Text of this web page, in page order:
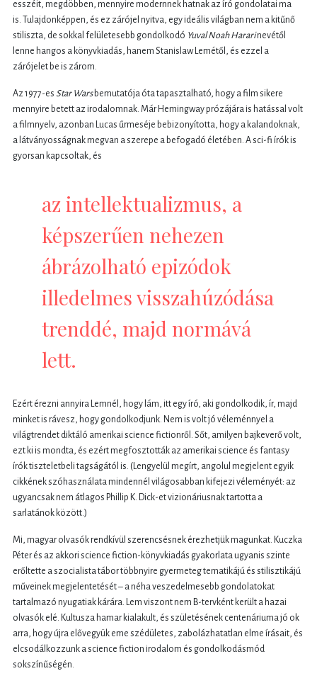
esszéit, megdöbben, mennyire modernnek hatnak az író gondolatai ma
is. Tulajdonképpen, és ez zárójel nyitva, egy ideális világban nem a kitűnő
stiliszta, de sokkal felületesebb gondolkodó Yuval Noah Hararinevétől
lenne hangos a könyvkiadás, hanem Stanislaw Lemétől, és ezzel a
zárójelet be is zárom.
Az 1977-es Star Warsbemutatója óta tapasztalható, hogy a film sikere
mennyire betett az irodalomnak. Már Hemingway prózájára is hatással volt
a filmnyelv, azonban Lucas űrmeséje bebizonyította, hogy a kalandoknak,
a látványosságnak megvan a szerepe a befogadó életében. A sci-fi írók is
gyorsan kapcsoltak, és
az intellektualizmus, a
képszerűen nehezen
ábrázolható epizódok
illedelmes visszahúzódása
trenddé, majd normává
lett.
Ezért érezni annyira Lemnél, hogy lám, itt egy író, aki gondolkodik, ír, majd
minket is rávesz, hogy gondolkodjunk. Nem is volt jó véleménnyel a
világtrendet diktáló amerikai science fictionről. Sőt, amilyen bajkeverő volt,
ezt ki is mondta, és ezért megfosztották az amerikai science és fantasy
írók tiszteletbeli tagságától is. (Lengyelül megírt, angolul megjelent egyik
cikkének szóhasználata mindennél világosabban kifejezi véleményét: az
ugyancsak nem átlagos Phillip K. Dick-et vizionáriusnak tartotta a
sarlatánok között.)
Mi, magyar olvasók rendkívül szerencsésnek érezhetjük magunkat. Kuczka
Péter és az akkori science fiction-könyvkiadás gyakorlata ugyanis szinte
erőltette a szocialista tábor többnyire gyermeteg tematikájú és stilisztikájú
műveinek megjelentetését – a néha veszedelmesebb gondolatokat
tartalmazó nyugatiak kárára. Lem viszont nem B-tervként került a hazai
olvasók elé. Kultusza hamar kialakult, és születésének centenáriuma jó ok
arra, hogy újra elővegyük eme szédületes, zabolázhatatlan elme írásait, és
elcsodálkozzunk a science fiction irodalom és gondolkodásmód
sokszínűségén.